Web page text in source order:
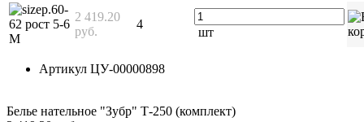
р.60-
62 рост 5-6
М
2 419.20
руб.
4
шт
Артикул ЦУ-00000898
Белье нательное "Зубр" Т-250 (комплект)